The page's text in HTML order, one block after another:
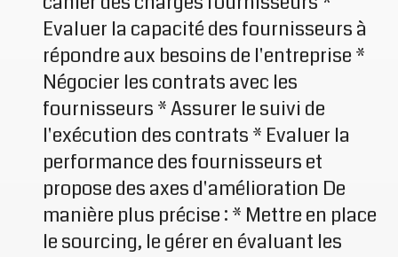
Evaluer la capacité des fournisseurs à
répondre aux besoins de l'entreprise *
Négocier les contrats avec les
fournisseurs * Assurer le suivi de
l'exécution des contrats * Evaluer la
performance des fournisseurs et
propose des axes d'amélioration De
manière plus précise : * Mettre en place
le sourcing, le gérer en évaluant les